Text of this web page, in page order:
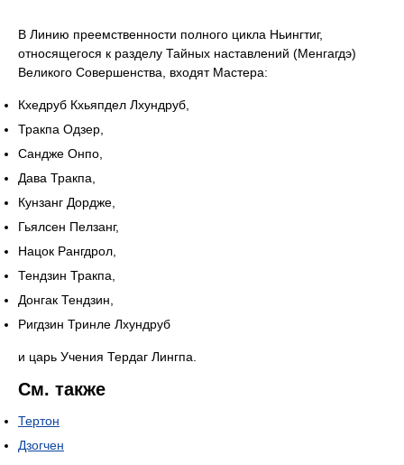
В Линию преемственности полного цикла Ньингтиг,
относящегося к разделу Тайных наставлений (Менгагдэ)
Великого Совершенства, входят Мастера:
Кхедруб Кхьяпдел Лхундруб,
Тракпа Одзер,
Сандже Онпо,
Дава Тракпа,
Кунзанг Дордже,
Гьялсен Пелзанг,
Нацок Рангдрол,
Тендзин Тракпа,
Донгак Тендзин,
Ригдзин Тринле Лхундруб
и царь Учения Тердаг Лингпа.
См. также
Тертон
Дзогчен